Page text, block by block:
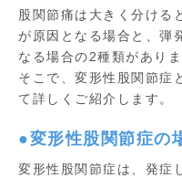
股関節痛は大きく分ける
が原因となる場合と、弾
なる場合の2種類がありま
そこで、変形性股関節症
て詳しくご紹介します。
●変形性股関節症の
変形性股関節症は、発症